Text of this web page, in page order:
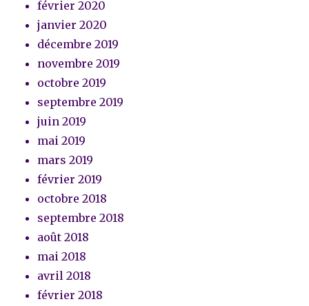
février 2020
janvier 2020
décembre 2019
novembre 2019
octobre 2019
septembre 2019
juin 2019
mai 2019
mars 2019
février 2019
octobre 2018
septembre 2018
août 2018
mai 2018
avril 2018
février 2018